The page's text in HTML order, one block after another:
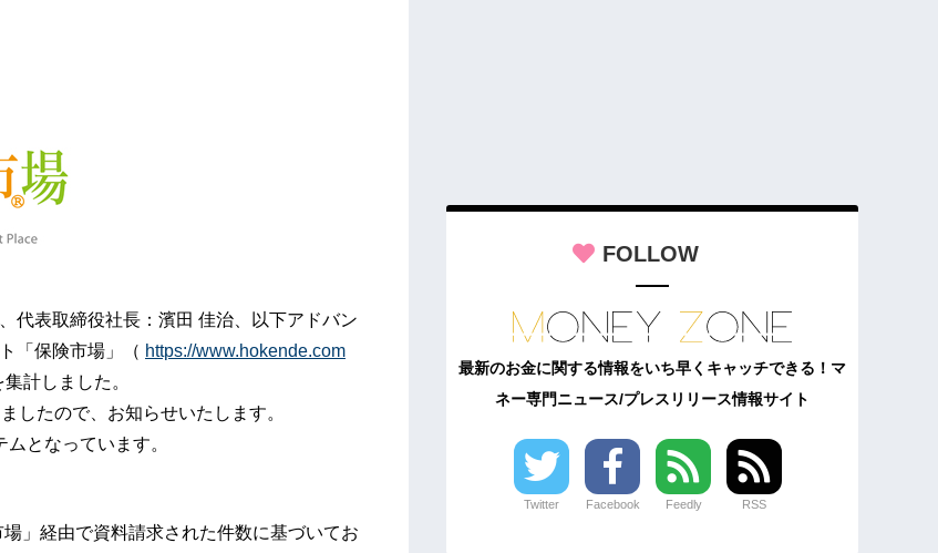
代表取締役社長：濱田 佳治、以下アドバン
「保険市場」（ https://www.hokende.com
計しました。
したので、お知らせいたします。
となっています。
」経由で資料請求された件数に基づいてお
FOLLOW
最新のお金に関する情報をいち早くキャッチできる！マ
ネー専門ニュース/プレスリリース情報サイト
Twitter Facebook Feedly RSS